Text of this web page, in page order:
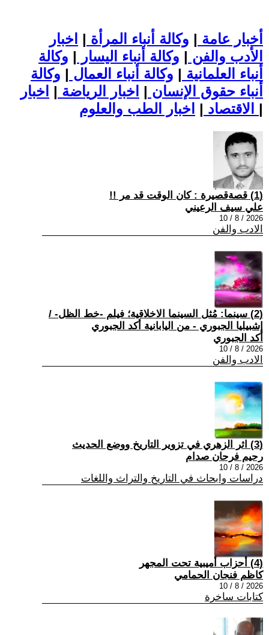
أخبار عامة | وكالة أنباء المرأة | اخبار
الأدب والفن | وكالة أنباء اليسار | وكالة
أنباء العلمانية | وكالة أنباء العمال | وكالة
أنباء حقوق الإنسان | اخبار الرياضة | اخبار
الاقتصاد | |
(1) قصةقصيرة : كان الوقت قد مر !!
علي سيف الرعيني
2026 / 8 / 10
الادب والفن
(2) سينما: مُثل السينما الاخلاقية؛ فيلم -خط الظل- /
إشبيليا الجبوري - من اليابانية أكد الجبوري
أكد الجبوري
2026 / 8 / 10
الادب والفن
(3) اثر الزهري في تزوير التاريخ ووضع الحديث
رحيم فرحان صدام
2026 / 8 / 10
دراسات وابحاث في التاريخ والتراث واللغات
(4) أحزاب أميبية تحت المجهر
كاظم فنجان الحمامي
2026 / 8 / 10
كتابات ساخرة